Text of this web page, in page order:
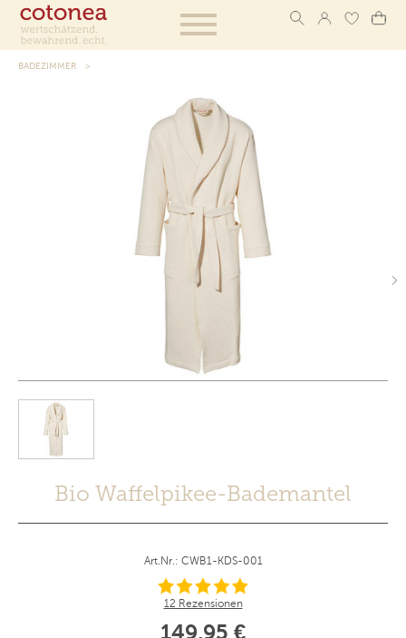
BADEZIMMER
Bio Waffelpikee-Bademantel
Art.Nr.: CWB1-KDS-001
12 Rezensionen
149,95 €